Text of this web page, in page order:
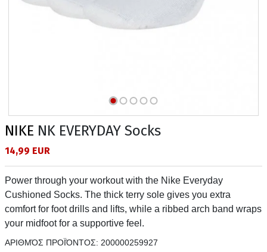
NIKE NK EVERYDAY Socks
14,99 EUR
Power through your workout with the Nike Everyday
Cushioned Socks. The thick terry sole gives you extra
comfort for foot drills and lifts, while a ribbed arch band wraps
your midfoot for a supportive feel.
ΑΡΙΘΜΌΣ ΠΡΟΪΌΝΤΟΣ: 200000259927